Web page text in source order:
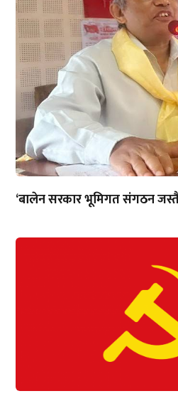
‘बालेन सरकार भूमिगत संगठन